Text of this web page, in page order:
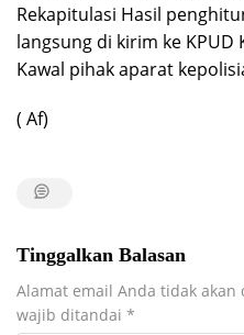
Rekapitulasi Hasil
langsung di kirim ke
Kawal pihak aparat
( Af)
Tinggalkan Balasan
Alamat email Anda tidak akan
wajib ditandai *